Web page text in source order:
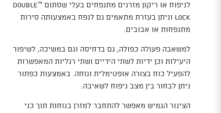
לניפוח או ריקון מזרנים מתנפחים בעלי שסתום ™Double
Lock וניתן בעזרת מתאמים גם לנפח באמצעותה סירות
מתנפחות או אבובים.
למשאבה פעולה כפולה, גם בדחיסה וגם במשיכה, לשיפור
היעילות וכן ידיות לשתי הידיים ושתי רגליות המאפשרות
להפעיל כוח בצורה אופטימלית ונוחה. באמצעות כפתור
ניתן לבחור בין מצב ניפוח לשאיבה.
הצינור הגמיש מאפשר להתחבר למזרן בנוחות תוך כני